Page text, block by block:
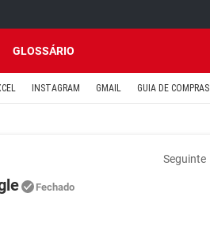
GLOSSÁRIO
INSTAGRAM GMAIL GUIA DE COMPRAS
Seguinte
Fechado